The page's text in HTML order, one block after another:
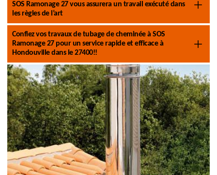
SOS Ramonage 27 vous assurera un travail exécuté dans
les règles de l’art
Confiez vos travaux de tubage de cheminée à SOS
Ramonage 27 pour un service rapide et efficace à
Hondouville dans le 27400!!